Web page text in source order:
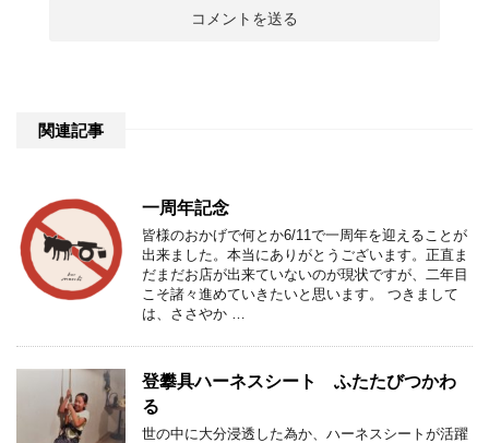
関連記事
一周年記念
皆様のおかげで何とか6/11で一周年を迎えることが
出来ました。本当にありがとうございます。正直ま
だまだお店が出来ていないのが現状ですが、二年目
こそ諸々進めていきたいと思います。 つきまして
は、ささやか …
登攀具ハーネスシート ふたたびつかわ
る
世の中に大分浸透した為か、ハーネスシートが活躍